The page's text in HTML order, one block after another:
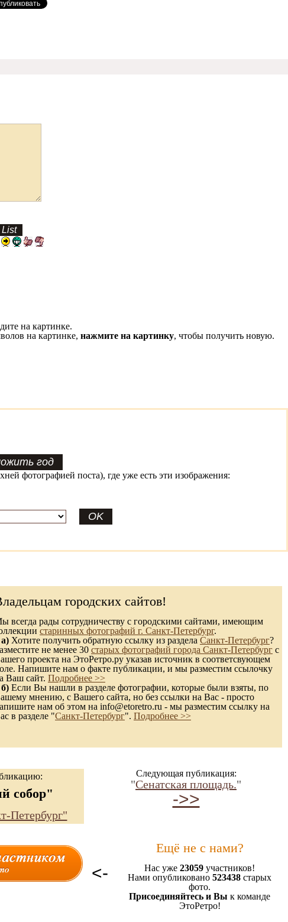
на картинке.
на картинке, нажмите на картинку, чтобы получить новую.
фотографией поста), где уже есть эти изображения:
городских сайтов!
всегда рады сотрудничеству с городскими сайтами, имеющим
старинных фотографий г. Санкт-Петербург.
а) Хотите получить обратную ссылку из раздела Санкт-Петербург?
не менее 30 старых фотографий города Санкт-Петербург с
проекта на ЭтоРетро.ру указав источник в соответсвующем
Напишите нам о факте публикации, и мы разместим ссылочку
Ваш сайт. Подробнее >>
б) Если Вы нашли в разделе фотографии, которые были взяты, по
мнению, с Вашего сайта, но без ссылки на Вас - просто
нам об этом на info@etoretro.ru - мы разместим ссылку на
в разделе "Санкт-Петербург". Подробнее >>
собор"
Петербург"
Следующая публикация:
"Сенатская площадь."
->>
<-
Ещё не с нами?
Нас уже 23059 участников!
Нами опубликовано 523438 старых
фото.
Присоединяйтесь и Вы к команде
ЭтоРетро!